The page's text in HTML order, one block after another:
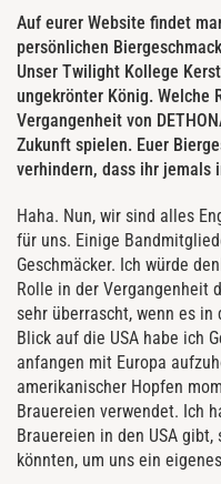
Auf eurer Website findet
persönlichen
Unser Twilight Kollege
ungekrönter König. Welche
Vergangenheit von
Zukunft spielen. Euer
verhindern, dass ihr jemals
Haha. Nun, wir sind alles
für uns. Einige
Geschmäcker. Ich würde
Rolle in der Vergangenheit
sehr überrascht, wenn es
Blick auf die USA habe ich
anfangen mit Europa
amerikanischer Hopfen
Brauereien verwendet. Ich
Brauereien in den USA
könnten, um uns ein